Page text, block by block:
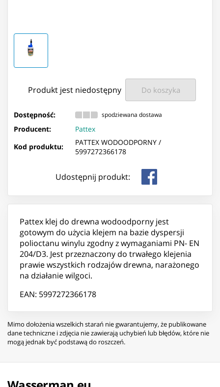
Produkt jest niedostępny Do koszyka
Dostępność: spodziewana dostawa
Producent:
Pattex
Kod produktu:
PATTEX WODOODPORNY /
5997272366178
Udostępnij produkt:
Pattex klej do drewna wodoodporny jest
gotowym do użycia klejem na bazie dyspersji
polioctanu winylu zgodny z wymaganiami PN- EN
204/D3. Jest przeznaczony do trwałego klejenia
prawie wszystkich rodzajów drewna, narażonego
na działanie wilgoci.
EAN: 5997272366178
Mimo dołożenia wszelkich starań nie gwarantujemy, że publikowane
dane techniczne i zdjęcia nie zawierają uchybień lub błędów, które nie
mogą jednak być podstawą do roszczeń.